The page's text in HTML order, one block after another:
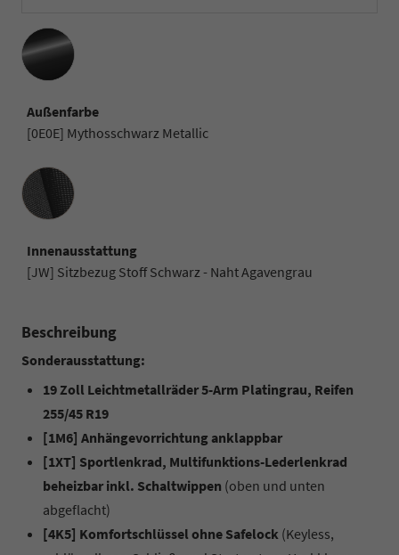
Außenfarbe
[0E0E] Mythosschwarz Metallic
Innenausstattung
Innenausstattung
[JW] Sitzbezug Stoff Schwarz - Naht Agavengrau
Beschreibung
Sonderausstattung:
19 Zoll Leichtmetallräder 5-Arm Platingrau, Reifen
255/45 R19
[1M6] Anhängevorrichtung anklappbar
[1XT] Sportlenkrad, Multifunktions-Lederlenkrad
beheizbar inkl. Schaltwippen (oben und unten
abgeflacht)
[4K5] Komfortschlüssel ohne Safelock (Keyless,